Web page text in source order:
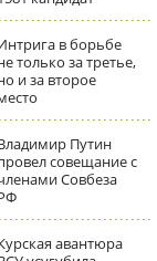
в борьбе
только за третье,
и за второе
Путин
совещание с
Совбеза
авантюра